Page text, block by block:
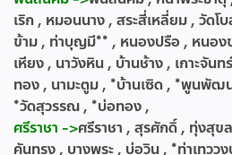
เริก , หมอนนาง , สระสี่เหลี่ยม , วัดโ
ข้าม , ท่าบุญมี** , หนองปรือ , หนอง
เหียง , นาวังหิน , บ้านช้าง , เกาะจันท
ทอง , นามะตูม , *บ้านเซิด , *พูนพัฒ
*วัดสุวรรณ , *บ่อทอง ,
ศรีราชา ->ศรีราชา , สุรศักดิ์ , ทุ่งสุข
คันทรง , บางพระ , บ่อวิน , *ท่าเทวว